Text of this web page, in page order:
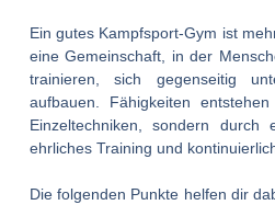
Ein gutes Kampfsport-Gym ist
eine Gemeinschaft, in der
trainieren, sich gegenseitig
aufbauen. Fähigkeiten
Einzeltechniken, sondern durch
ehrliches Training und
Die folgenden Punkte helfen dir